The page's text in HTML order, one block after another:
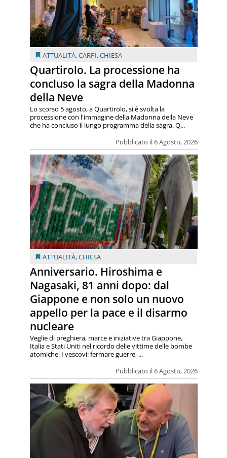
ATTUALITÀ,CARPI,CHIESA
Quartirolo. La processione ha
concluso la sagra della Madonna
della Neve
Pubblicato il 6 Agosto, 2026
Lo scorso 5 agosto, a Quartirolo, si è svolta la
processione con l'immagine della Madonna della Neve
che ha concluso il lungo programma della sagra. Q...
ATTUALITÀ,CHIESA
Anniversario. Hiroshima e
Nagasaki, 81 anni dopo: dal
Giappone e non solo un nuovo
appello per la pace e il disarmo
nucleare
Pubblicato il 6 Agosto, 2026
Veglie di preghiera, marce e iniziative tra Giappone,
Italia e Stati Uniti nel ricordo delle vittime delle bombe
atomiche. I vescovi: fermare guerre, ...